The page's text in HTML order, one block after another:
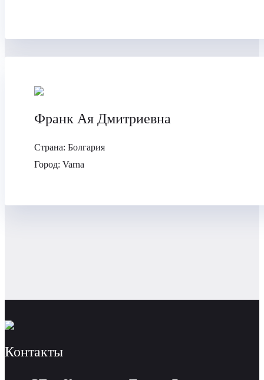
Франк Ая Дмитриевна
Страна: Болгария
Город: Varna
Контакты